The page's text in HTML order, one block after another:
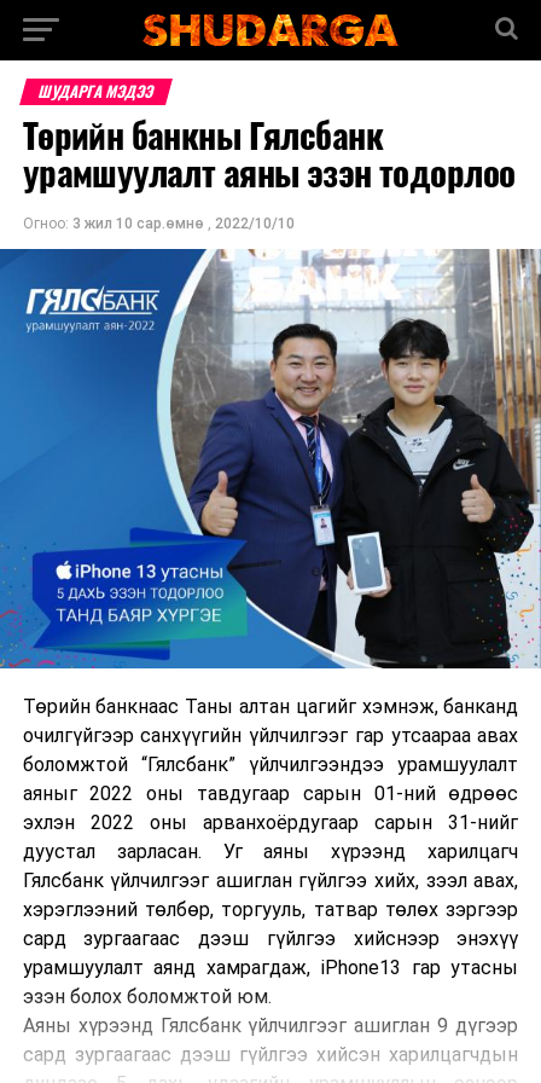
ШУДАРГА МЭДЭЭ
Төрийн банкны Гялсбанк
урамшуулалт аяны эзэн тодорлоо
Огноо: 3 жил 10 сар.өмнө , 2022/10/10
Төрийн банкнаас Таны алтан цагийг хэмнэж, банканд
очилгүйгээр санхүүгийн үйлчилгээг гар утсаараа авах
боломжтой “Гялсбанк” үйлчилгээндээ урамшуулалт
аяныг 2022 оны тавдугаар сарын 01-ний өдрөөс
эхлэн 2022 оны арванхоёрдугаар сарын 31-нийг
дуустал зарласан. Уг аяны хүрээнд харилцагч
Гялсбанк үйлчилгээг ашиглан гүйлгээ хийх, зээл авах,
хэрэглээний төлбөр, торгууль, татвар төлөх зэргээр
сард зургаагаас дээш гүйлгээ хийснээр энэхүү
урамшуулалт аянд хамрагдаж, iPhone13 гар утасны
эзэн болох боломжтой юм.
Аяны хүрээнд Гялсбанк үйлчилгээг ашиглан 9 дүгээр
сард зургаагаас дээш гүйлгээ хийсэн харилцагчдын